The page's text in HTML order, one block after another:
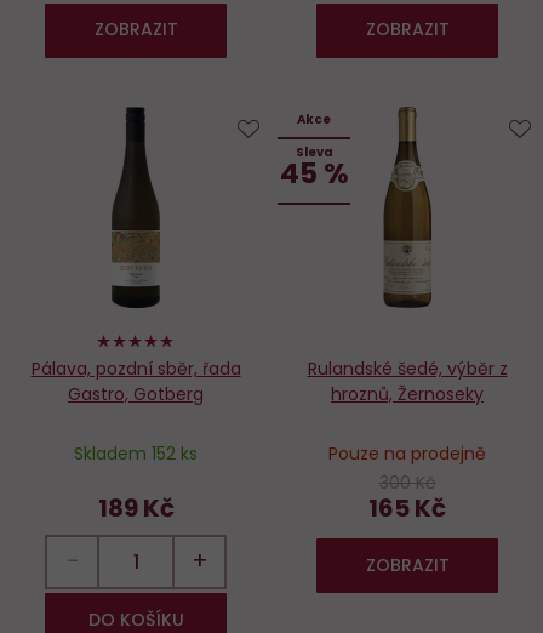
ZOBRAZIT ZOBRAZIT
100%
Pálava, pozdní sběr, řada
Gastro, Gotberg
Skladem 152 ks
189 Kč
− +
DO KOŠÍKU
oblíbených
Akce
Sleva
45 %
Rulandské šedé, výběr z
hroznů, Žernoseky
Pouze na prodejně
300 Kč
165 Kč
ZOBRAZIT